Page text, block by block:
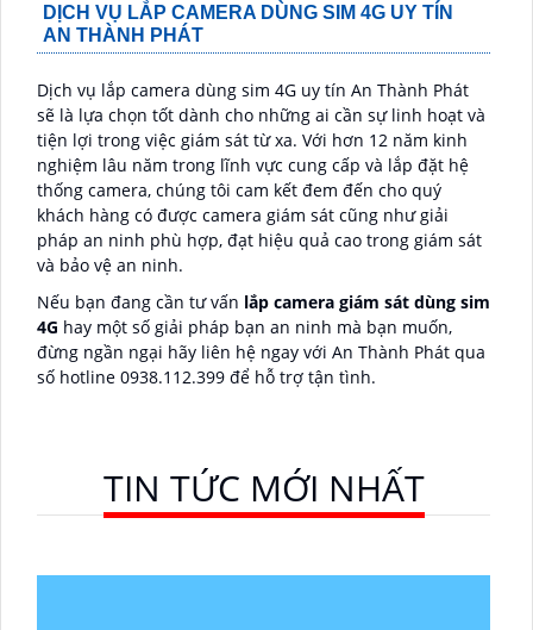
DỊCH VỤ LẮP CAMERA DÙNG SIM 4G UY TÍN
AN THÀNH PHÁT
Dịch vụ lắp camera dùng sim 4G uy tín An Thành Phát
sẽ là lựa chọn tốt dành cho những ai cần sự linh hoạt và
tiện lợi trong việc giám sát từ xa. Với hơn 12 năm kinh
nghiệm lâu năm trong lĩnh vực cung cấp và lắp đặt hệ
thống camera, chúng tôi cam kết đem đến cho quý
khách hàng có được camera giám sát cũng như giải
pháp an ninh phù hợp, đạt hiệu quả cao trong giám sát
và bảo vệ an ninh.
Nếu bạn đang cần tư vấn lắp camera giám sát dùng sim
4G hay một số giải pháp bạn an ninh mà bạn muốn,
đừng ngần ngại hãy liên hệ ngay với An Thành Phát qua
số hotline 0938.112.399 để hỗ trợ tận tình.
TIN TỨC MỚI NHẤT